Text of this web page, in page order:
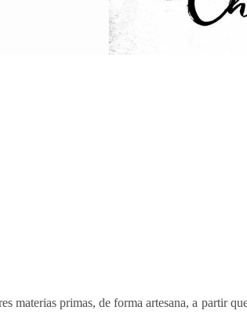
materias primas, de forma artesana, a